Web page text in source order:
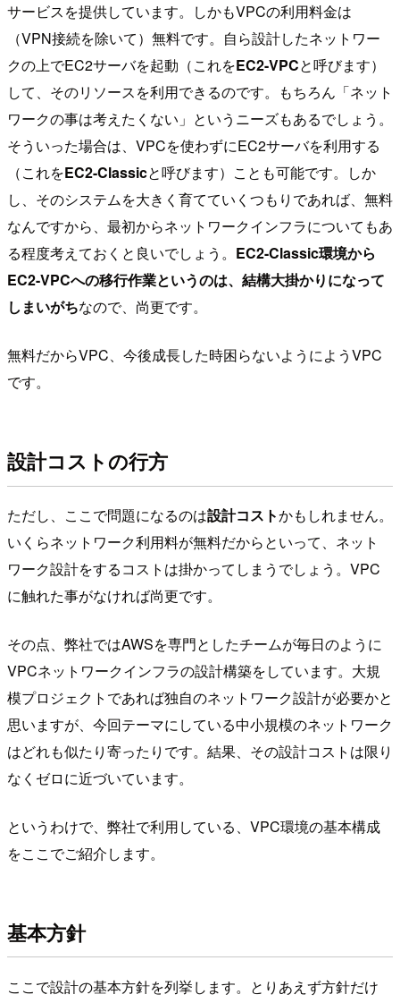
サービスを提供しています。しかもVPCの利用料金は
（VPN接続を除いて）無料です。自ら設計したネットワー
クの上でEC2サーバを起動（これをEC2-VPCと呼びます）
して、そのリソースを利用できるのです。もちろん「ネット
ワークの事は考えたくない」というニーズもあるでしょう。
そういった場合は、VPCを使わずにEC2サーバを利用する
（これをEC2-Classicと呼びます）ことも可能です。しか
し、そのシステムを大きく育てていくつもりであれば、無料
なんですから、最初からネットワークインフラについてもあ
る程度考えておくと良いでしょう。 EC2-Classic環境から
EC2-VPCへの移行作業というのは、結構大掛かりになって
しまいがちなので、尚更です。
無料だからVPC、今後成長した時困らないようにようVPC
です。
設計コストの行方
ただし、ここで問題になるのは設計コストかもしれません。
いくらネットワーク利用料が無料だからといって、ネット
ワーク設計をするコストは掛かってしまうでしょう。VPC
に触れた事がなければ尚更です。
その点、弊社ではAWSを専門としたチームが毎日のように
VPCネットワークインフラの設計構築をしています。大規
模プロジェクトであれば独自のネットワーク設計が必要かと
思いますが、今回テーマにしている中小規模のネットワーク
はどれも似たり寄ったりです。結果、その設計コストは限り
なくゼロに近づいています。
というわけで、弊社で利用している、VPC環境の基本構成
をここでご紹介します。
基本方針
ここで設計の基本方針を列挙します。とりあえず方針だけ